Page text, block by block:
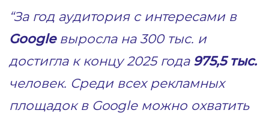
“За год аудитория с интересами в
Googleвыросла на 300 тыс. и
достигла к концу 2025 года 975,5 тыс.
человек. Среди всех рекламных
площадок в Google можно охватить